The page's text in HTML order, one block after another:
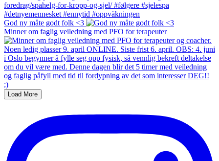
God ny måte godt folk <3
Minner om faglig veiledning med PFO for terapeuter
Load More